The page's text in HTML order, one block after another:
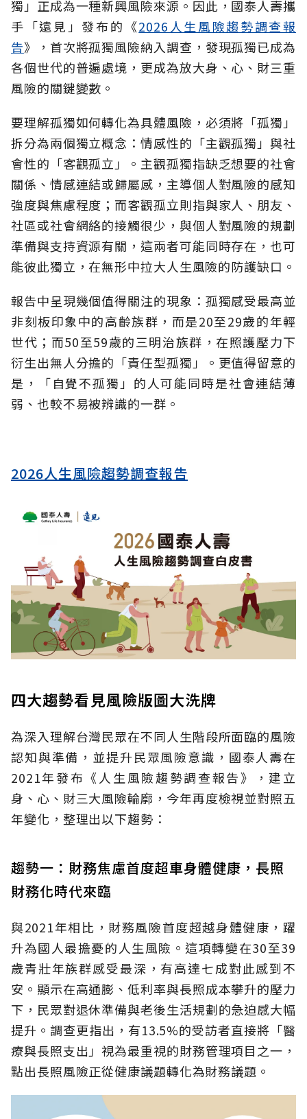
獨」正成為一種新興風險來源。因此，國泰人壽攜
手「遠見」發布的《2026人生風險趨勢調查報
告》，首次將孤獨風險納入調查，發現孤獨已成為
各個世代的普遍處境，更成為放大身、心、財三重
風險的關鍵變數。
要理解孤獨如何轉化為具體風險，必須將「孤獨」
拆分為兩個獨立概念：情感性的「主觀孤獨」與社
會性的「客觀孤立」。主觀孤獨指缺乏想要的社會
關係、情感連結或歸屬感，主導個人對風險的感知
強度與焦慮程度；而客觀孤立則指與家人、朋友、
社區或社會網絡的接觸很少，與個人對風險的規劃
準備與支持資源有關，這兩者可能同時存在，也可
能彼此獨立，在無形中拉大人生風險的防護缺口。
報告中呈現幾個值得關注的現象：孤獨感受最高並
非刻板印象中的高齡族群，而是20至29歲的年輕
世代；而50至59歲的三明治族群，在照護壓力下
衍生出無人分擔的「責任型孤獨」。更值得留意的
是，「自覺不孤獨」的人可能同時是社會連結薄
弱、也較不易被辨識的一群。
2026人生風險趨勢調查報告
四大趨勢看見風險版圖大洗牌
為深入理解台灣民眾在不同人生階段所面臨的風險
認知與準備，並提升民眾風險意識，國泰人壽在
2021年發布《人生風險趨勢調查報告》，建立
身、心、財三大風險輪廓，今年再度檢視並對照五
年變化，整理出以下趨勢：
趨勢一：財務焦慮首度超車身體健康，長照
財務化時代來臨
與2021年相比，財務風險首度超越身體健康，躍
升為國人最擔憂的人生風險。這項轉變在30至39
歲青壯年族群感受最深，有高達七成對此感到不
安。顯示在高通膨、低利率與長照成本攀升的壓力
下，民眾對退休準備與老後生活規劃的急迫感大幅
提升。調查更指出，有13.5%的受訪者直接將「醫
療與長照支出」視為最重視的財務管理項目之一，
點出長照風險正從健康議題轉化為財務議題。